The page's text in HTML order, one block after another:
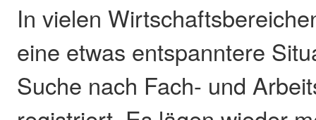
In vielen
eine etwas entspanntere
Suche nach Fach- und